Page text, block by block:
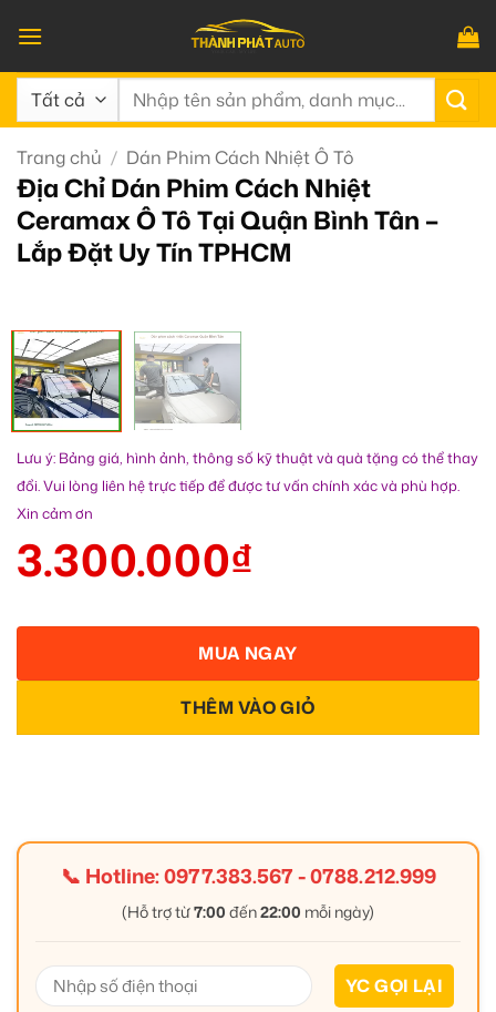
qua
nội
dung
Tìm
Trang chủ / Dán Phim Cách Nhiệt Ô Tô
Địa Chỉ Dán Phim Cách Nhiệt
Ceramax Ô Tô Tại Quận Bình Tân –
Lắp Đặt Uy Tín TPHCM
Lưu ý: Bảng giá, hình ảnh, thông số kỹ thuật và quà tặng có thể thay
đổi. Vui lòng liên hệ trực tiếp để được tư vấn chính xác và phù hợp.
Xin cảm ơn
3.300.000₫
THÊM VÀO GIỎ
MUA NGAY
📞 Hotline:0977.383.567-0788.212.999
(Hỗ trợ từ7:00 đến22:00 mỗi ngày)